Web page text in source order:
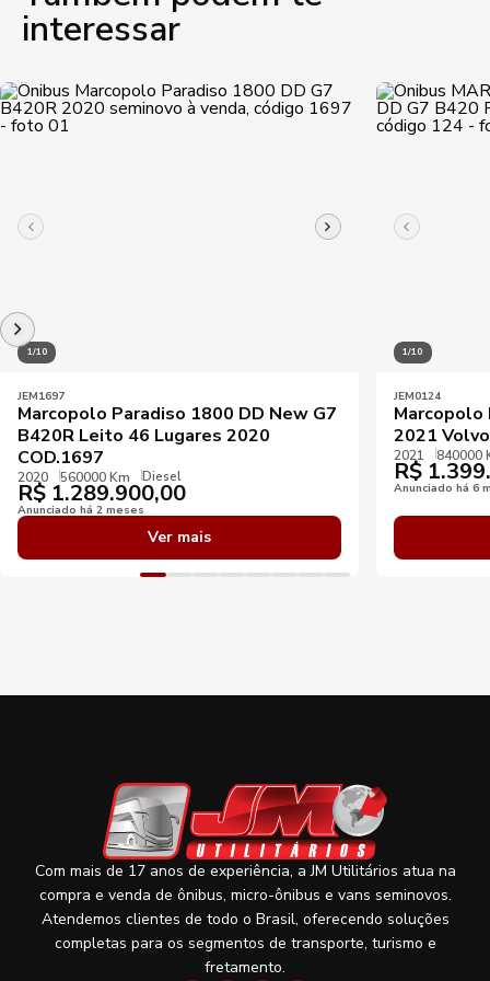
interessar
1/10
JEM1697
Marcopolo Paradiso 1800 DD New G7
B420R Leito 46 Lugares 2020
COD.1697
2020 560000 Km Diesel
R$ 1.289.900,00
Anunciado há 2 meses
Ver mais
1/10
JEM0124
Marcopolo
2021
2021 840000
R$
Anunciado há 6
Com mais de 17 anos de experiência, a JM Utilitários atua na
compra e venda de ônibus, micro-ônibus e vans seminovos.
Atendemos clientes de todo o Brasil, oferecendo soluções
completas para os segmentos de transporte, turismo e
fretamento.